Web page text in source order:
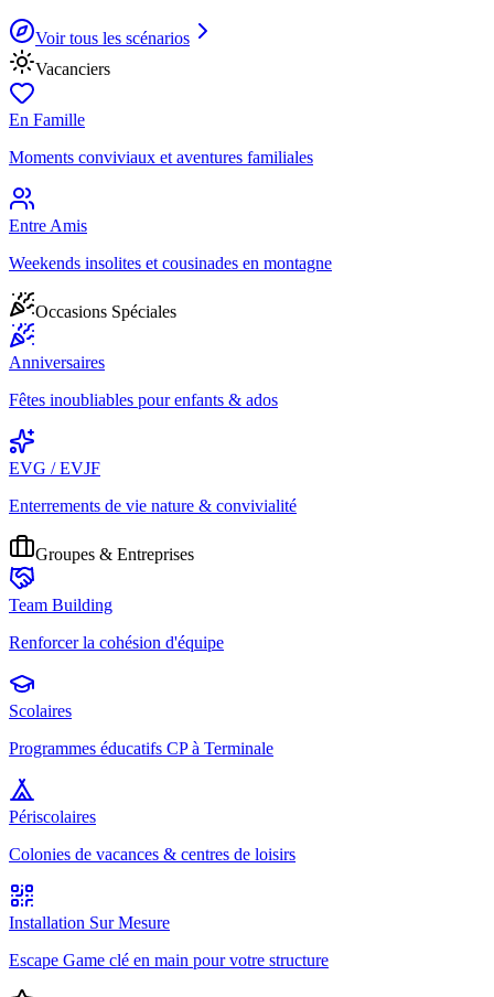
Voir tous les scénarios
Vacanciers
En Famille
Moments conviviaux et aventures familiales
Entre Amis
Weekends insolites et cousinades en montagne
Occasions Spéciales
Anniversaires
Fêtes inoubliables pour enfants & ados
EVG / EVJF
Enterrements de vie nature & convivialité
Groupes & Entreprises
Team Building
Renforcer la cohésion d'équipe
Scolaires
Programmes éducatifs CP à Terminale
Périscolaires
Colonies de vacances & centres de loisirs
Installation Sur Mesure
Escape Game clé en main pour votre structure